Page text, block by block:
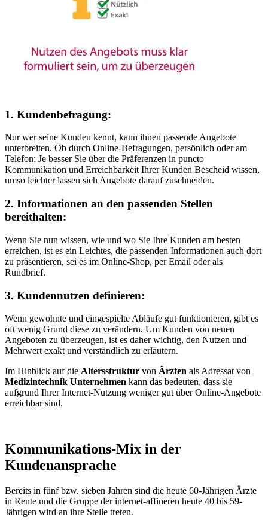
1. Kundenbefragung:
Nur wer seine Kunden kennt, kann ihnen passende Angebote
unterbreiten. Ob durch Online-Befragungen, persönlich oder am
Telefon: Je besser Sie über die Präferenzen in puncto
Kommunikation und Erreichbarkeit Ihrer Kunden Bescheid wissen,
umso leichter lassen sich Angebote darauf zuschneiden.
2. Informationen an den passenden Stellen
bereithalten:
Wenn Sie nun wissen, wie und wo Sie Ihre Kunden am besten
erreichen, ist es ein Leichtes, die passenden Informationen auch dort
zu präsentieren, sei es im Online-Shop, per Email oder als
Rundbrief.
3. Kundennutzen definieren:
Wenn gewohnte und eingespielte Abläufe gut funktionieren, gibt es
oft wenig Grund diese zu verändern. Um Kunden von neuen
Angeboten zu überzeugen, ist es daher wichtig, den Nutzen und
Mehrwert exakt und verständlich zu erläutern.
Im Hinblick auf die Altersstruktur von Ärzten als Adressat von
Medizintechnik Unternehmen kann das bedeuten, dass sie
aufgrund Ihrer Internet-Nutzung weniger gut über Online-Angebote
erreichbar sind.
Kommunikations-Mix in der
Kundenansprache
Bereits in fünf bzw. sieben Jahren sind die heute 60-Jährigen Ärzte
in Rente und die Gruppe der internet-affineren heute 40 bis 59-
Jährigen wird an ihre Stelle treten.